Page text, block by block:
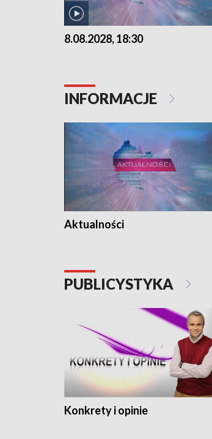
8.08.2028, 18:30
INFORMACJE
Aktualności
PUBLICYSTYKA
Konkrety i opinie